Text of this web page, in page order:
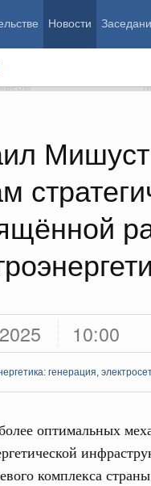
Новости
10:00
генерация,
оптимальных
комплекса
Правительства
Образование
Государство
программы